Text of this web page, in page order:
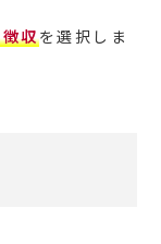
収を選択しま